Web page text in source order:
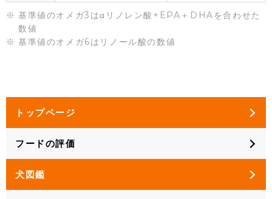
基準値のオメガ3はαリノレン酸+EPA＋DHAを合わせた
数値
基準値のオメガ6はリノール酸の数値
トップページ
フードの評価
犬図鑑